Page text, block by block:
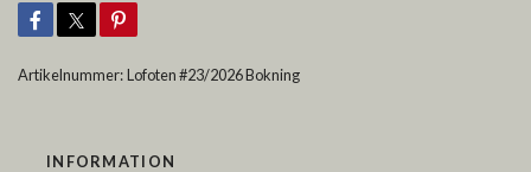
Artikelnummer:Lofoten #23/2026 Bokning
INFORMATION